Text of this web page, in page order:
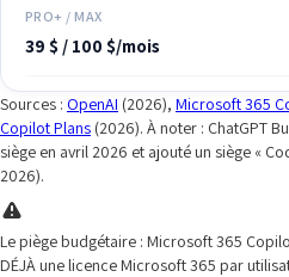
PRO+ / MAX
39 $ / 100 $/mois
Sources : OpenAI (2026), Microsoft 365
Copilot Plans (2026). À noter : ChatGPT
siège en avril 2026 et ajouté un siège «
2026).
Le piège budgétaire : Microsoft 365
DÉJÀ une licence Microsoft 365 par